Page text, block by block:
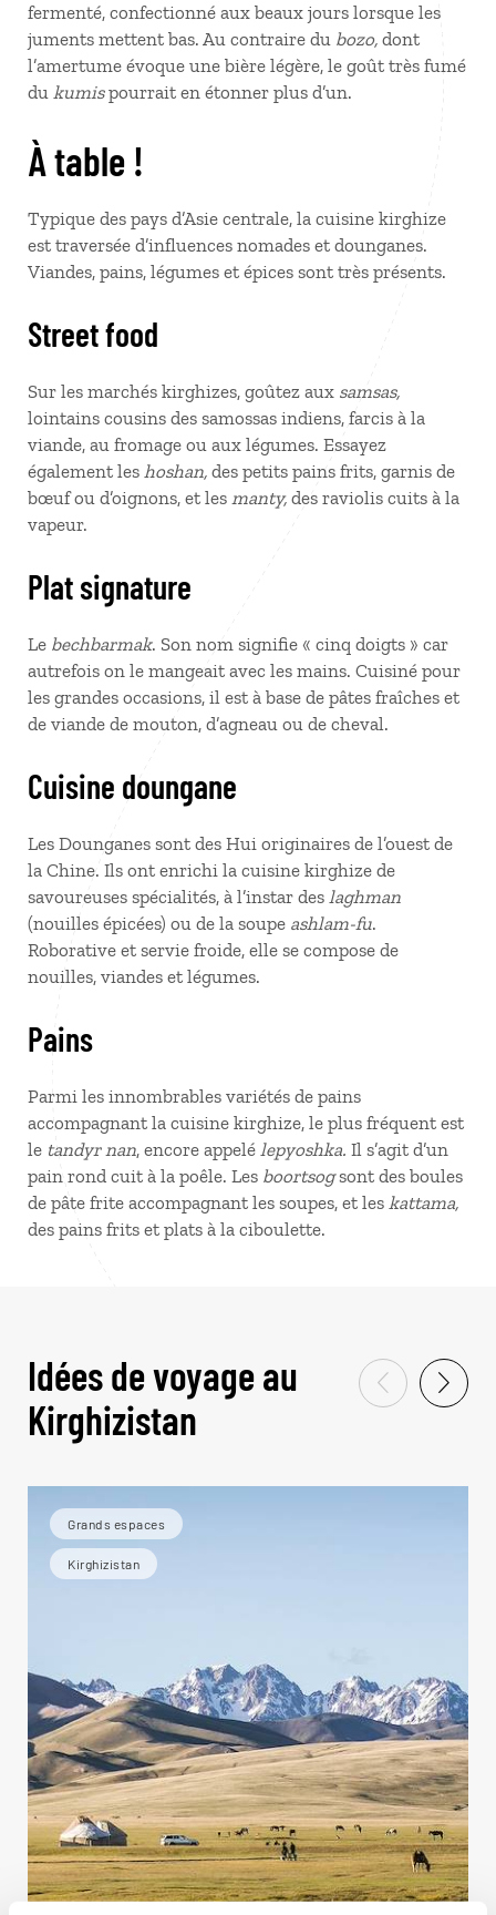
fermenté, confectionné aux beaux jours lorsque les
juments mettent bas. Au contraire du bozo, dont
l’amertume évoque une bière légère, le goût très fumé
du kumispourrait en étonner plus d’un.
À table !
Typique des pays d’Asie centrale, la cuisine kirghize
est traversée d’influences nomades et dounganes.
Viandes, pains, légumes et épices sont très présents.
Street food
Sur les marchés kirghizes, goûtez aux samsas,
lointains cousins des samossas indiens, farcis à la
viande, au fromage ou aux légumes. Essayez
également les hoshan, des petits pains frits, garnis de
bœuf ou d’oignons, et les manty, des raviolis cuits à la
vapeur.
Plat signature
Le bechbarmak. Son nom signifie « cinq doigts » car
autrefois on le mangeait avec les mains. Cuisiné pour
les grandes occasions, il est à base de pâtes fraîches et
de viande de mouton, d’agneau ou de cheval.
Cuisine doungane
Les Dounganes sont des Hui originaires de l’ouest de
la Chine. Ils ont enrichi la cuisine kirghize de
savoureuses spécialités, à l’instar des laghman
(nouilles épicées) ou de la soupe ashlam-fu.
Roborative et servie froide, elle se compose de
nouilles, viandes et légumes.
Pains
Parmi les innombrables variétés de pains
accompagnant la cuisine kirghize, le plus fréquent est
le tandyr nan, encore appelé lepyoshka. Il s’agit d’un
pain rond cuit à la poêle. Les boortsogsont des boules
de pâte frite accompagnant les soupes, et les kattama,
des pains frits et plats à la ciboulette.
Idées de voyage au
Kirghizistan
Grands espaces
Kirghizistan